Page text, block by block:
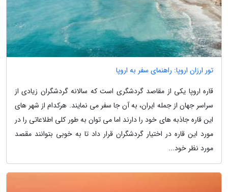
تور ارزان اروپا: راهنمای سفر به اروپا
قاره اروپا یکی از مقاصد گردشگری است که سالانه گردشگران زیادی از
سراسر جهان از جمله ایران، به آن جا سفر می نمایند. هرکدام از شهر های
این قاره جاذبه های خود را دارند اما می توان به طور کلی اطلاعاتی را در
مورد این قاره در اختیار گردشگران قرار داد تا به خوبی بتوانند مقصد
مورد نظر خود...